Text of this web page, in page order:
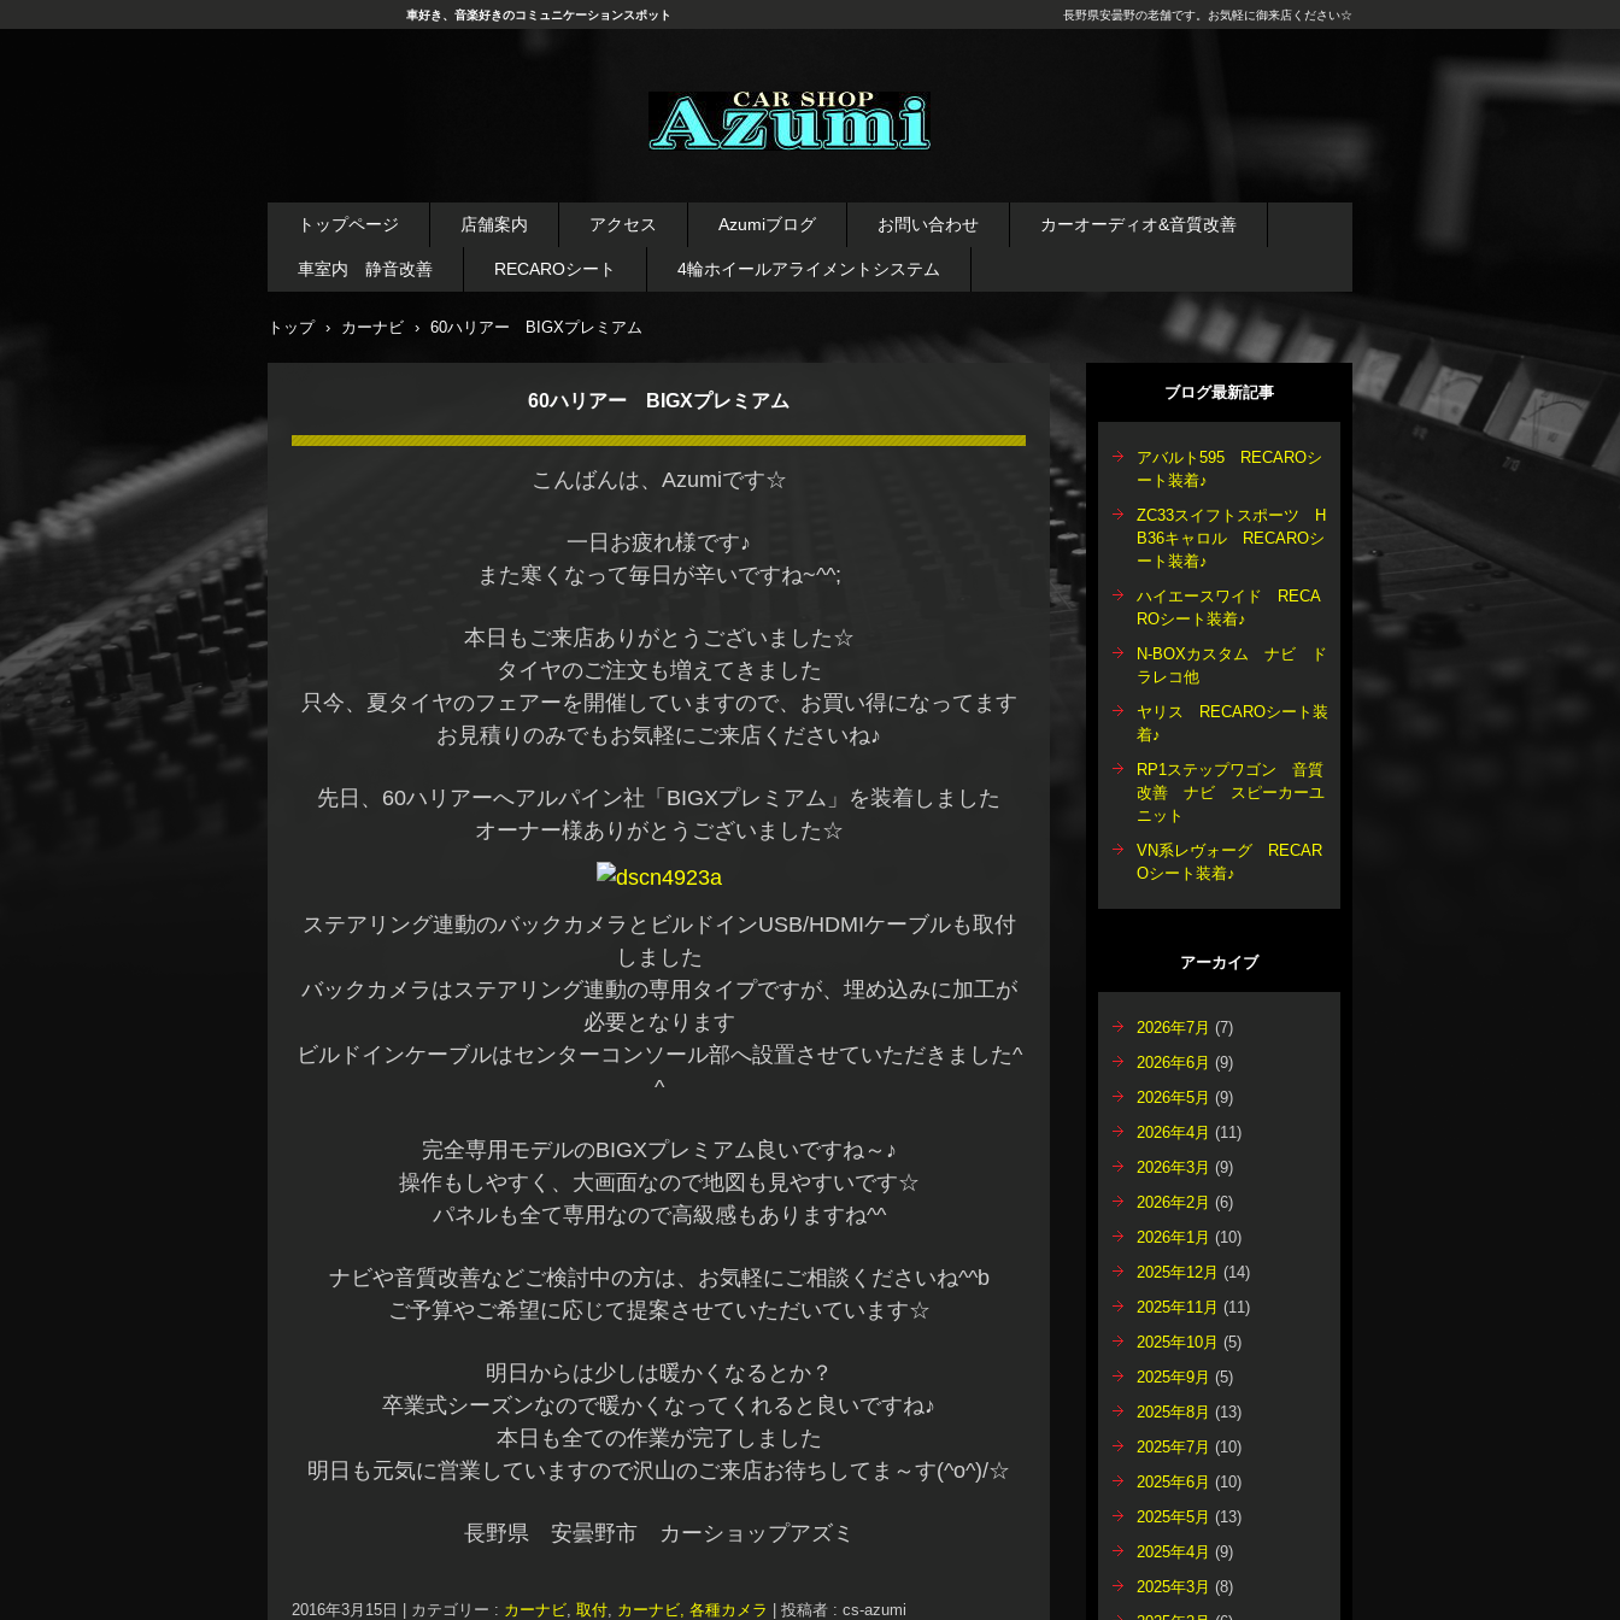
イール デッドニング カーオ
ーディオ レカロシート
車好き、音楽好きのコミュニケーションスポット 長野県安曇野の老舗です。お気軽に御来店ください☆
トップページ 店舗案内 アクセス Azumiブログ お問い合わせ カーオーディオ&音質改善
車室内 静音改善 RECAROシート 4輪ホイールアライメントシステム
トップ › カーナビ › 60ハリアー BIGXプレミアム
60ハリアー BIGXプレミアム
こんばんは、Azumiです☆
一日お疲れ様です♪
また寒くなって毎日が辛いですね~^^;
本日もご来店ありがとうございました☆
タイヤのご注文も増えてきました
只今、夏タイヤのフェアーを開催していますので、お買い得になってます
お見積りのみでもお気軽にご来店くださいね♪
先日、60ハリアーへアルパイン社「BIGXプレミアム」を装着しました
オーナー様ありがとうございました☆
ステアリング連動のバックカメラとビルドインUSB/HDMIケーブルも取付
しました
バックカメラはステアリング連動の専用タイプですが、埋め込みに加工が
必要となります
ビルドインケーブルはセンターコンソール部へ設置させていただきました^
^
完全専用モデルのBIGXプレミアム良いですね～♪
操作もしやすく、大画面なので地図も見やすいです☆
パネルも全て専用なので高級感もありますね^^
ナビや音質改善などご検討中の方は、お気軽にご相談くださいね^^b
ご予算やご希望に応じて提案させていただいています☆
明日からは少しは暖かくなるとか？
卒業式シーズンなので暖かくなってくれると良いですね♪
本日も全ての作業が完了しました
明日も元気に営業していますので沢山のご来店お待ちしてま～す(^o^)/☆
長野県 安曇野市 カーショップアズミ
2016年3月15日 カテゴリー : カーナビ, 取付, カーナビ, 各種カメラ 投稿者 : cs-azumi
ブログ最新記事
アバルト595 RECAROシ
ート装着♪
ZC33スイフトスポーツ H
B36キャロル RECAROシ
ート装着♪
ハイエースワイド RECA
ROシート装着♪
N-BOXカスタム ナビ ド
ラレコ他
ヤリス RECAROシート装
着♪
RP1ステップワゴン 音質
改善 ナビ スピーカーユ
ニット
VN系レヴォーグ RECAR
Oシート装着♪
アーカイブ
2026年7月 (7)
2026年6月 (9)
2026年5月 (9)
2026年4月 (11)
2026年3月 (9)
2026年2月 (6)
2026年1月 (10)
2025年12月 (14)
2025年11月 (11)
2025年10月 (5)
2025年9月 (5)
2025年8月 (13)
2025年7月 (10)
2025年6月 (10)
2025年5月 (13)
2025年4月 (9)
2025年3月 (8)